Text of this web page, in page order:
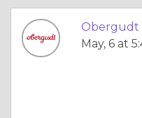
Obergudt
May, 6 at